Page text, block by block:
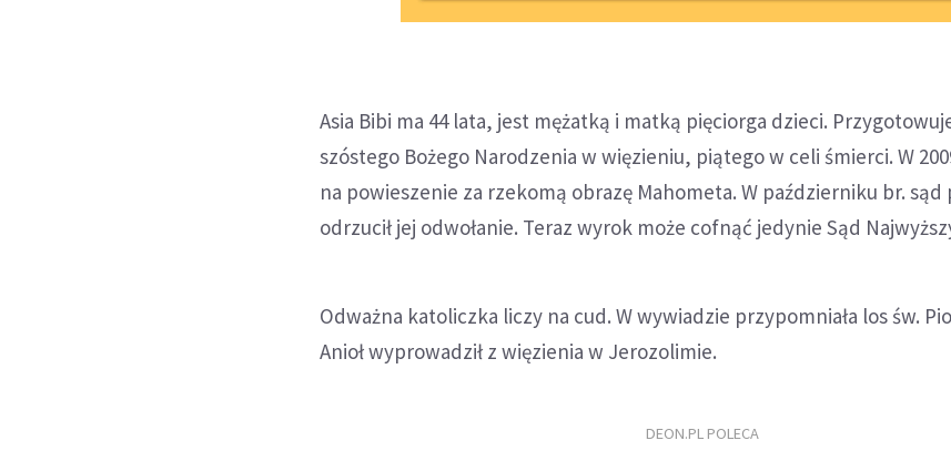
Asia Bibi ma 44 lata, jest mężatką i matką pięciorga dzieci.
szóstego Bożego Narodzenia w więzieniu, piątego w celi śmierci. W
na powieszenie za rzekomą obrazę Mahometa. W październiku br.
odrzucił jej odwołanie. Teraz wyrok może cofnąć jedynie Sąd
Odważna katoliczka liczy na cud. W wywiadzie przypomniała los św.
Anioł wyprowadził z więzienia w Jerozolimie.
DEON.PL POLECA